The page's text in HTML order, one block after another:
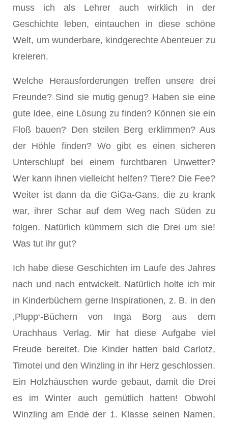
muss ich als Lehrer auch wirklich in der
Geschichte leben, eintauchen in diese schöne
Welt, um wunderbare, kindgerechte Abenteuer zu
kreieren.
Welche Herausforderungen treffen unsere drei
Freunde? Sind sie mutig genug? Haben sie eine
gute Idee, eine Lösung zu finden? Können sie ein
Floß bauen? Den steilen Berg erklimmen? Aus
der Höhle finden? Wo gibt es einen sicheren
Unterschlupf bei einem furchtbaren Unwetter?
Wer kann ihnen vielleicht helfen? Tiere? Die Fee?
Weiter ist dann da die GiGa-Gans, die zu krank
war, ihrer Schar auf dem Weg nach Süden zu
folgen. Natürlich kümmern sich die Drei um sie!
Was tut ihr gut?
Ich habe diese Geschichten im Laufe des Jahres
nach und nach entwickelt. Natürlich holte ich mir
in Kinderbüchern gerne Inspirationen, z. B. in den
‚Plupp‘-Büchern von Inga Borg aus dem
Urachhaus Verlag. Mir hat diese Aufgabe viel
Freude bereitet. Die Kinder hatten bald Carlotz,
Timotei und den Winzling in ihr Herz geschlossen.
Ein Holzhäuschen wurde gebaut, damit die Drei
es im Winter auch gemütlich hatten! Obwohl
Winzling am Ende der 1. Klasse seinen Namen,